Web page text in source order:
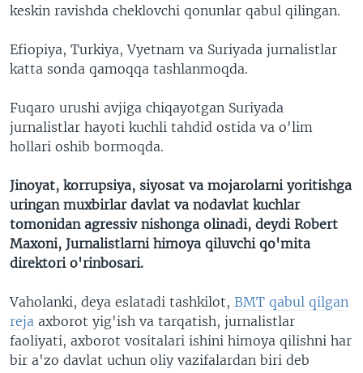
keskin ravishda cheklovchi qonunlar qabul qilingan.
Efiopiya, Turkiya, Vyetnam va Suriyada jurnalistlar
katta sonda qamoqqa tashlanmoqda.
Fuqaro urushi avjiga chiqayotgan Suriyada
jurnalistlar hayoti kuchli tahdid ostida va o'lim
hollari oshib bormoqda.
Jinoyat, korrupsiya, siyosat va mojarolarni yoritishga
uringan muxbirlar davlat va nodavlat kuchlar
tomonidan agressiv nishonga olinadi, deydi Robert
Maxoni, Jurnalistlarni himoya qiluvchi qo'mita
direktori o'rinbosari.
Vaholanki, deya eslatadi tashkilot, BMT qabul qilgan
reja axborot yig'ish va tarqatish, jurnalistlar
faoliyati, axborot vositalari ishini himoya qilishni har
bir a'zo davlat uchun oliy vazifalardan biri deb